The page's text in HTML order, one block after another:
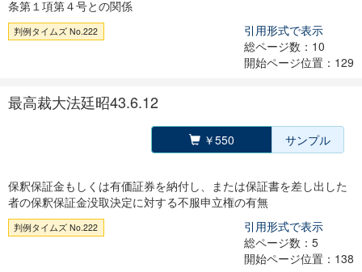
条第１項第４号との関係
判例タイムズ No.222
引用形式で表示
総ページ数：10
開始ページ位置：129
最高裁大法廷昭43.6.12
￥550 サンプル
保釈保証金もしくは有価証券を納付し、または保証書を差し出した
者の保釈保証金没取決定に対する不服申立権の有無
判例タイムズ No.222
引用形式で表示
総ページ数：5
開始ページ位置：138